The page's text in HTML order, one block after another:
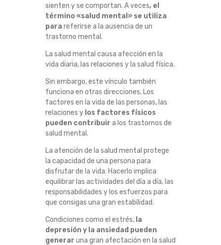
sienten y se comportan. A veces, el
término «salud mental» se utiliza
para referirse a la ausencia de un
trastorno mental.
La salud mental causa afección en la
vida diaria, las relaciones y la salud física.
Sin embargo, este vínculo también
funciona en otras direcciones. Los
factores en la vida de las personas, las
relaciones y los factores físicos
pueden contribuir a los trastornos de
salud mental.
La atención de la salud mental protege
la capacidad de una persona para
disfrutar de la vida. Hacerlo implica
equilibrar las actividades del día a día, las
responsabilidades y los esfuerzos para
que consigas una gran estabilidad.
Condiciones como el estrés, la
depresión y la ansiedad pueden
generar una gran afectación en la salud